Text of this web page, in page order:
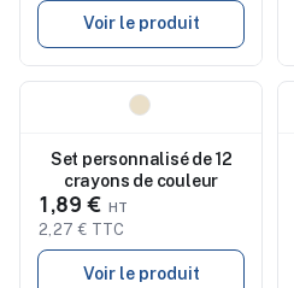
Voir le produit
Set personnalisé de 12
crayons de couleur
1,89 €
2,27 € TTC
Voir le produit